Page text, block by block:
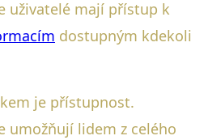
uživatelé mají přístup k
dostupným kdekoli
je přístupnost.
umožňují lidem z celého